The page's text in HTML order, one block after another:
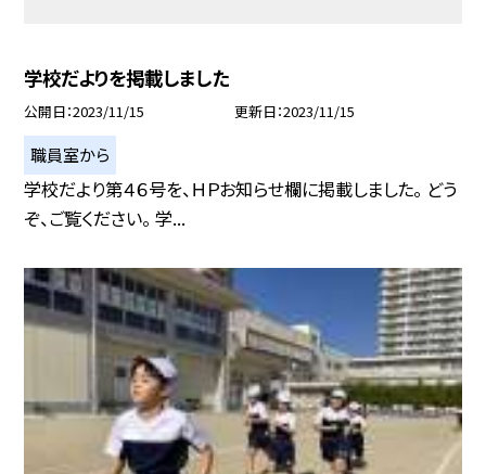
学校だよりを掲載しました
公開日 2023/11/15 更新日 2023/11/15
職員室から
学校だより第４６号を、ＨＰお知らせ欄に掲載しました。 どう
ぞ、ご覧ください。 学...